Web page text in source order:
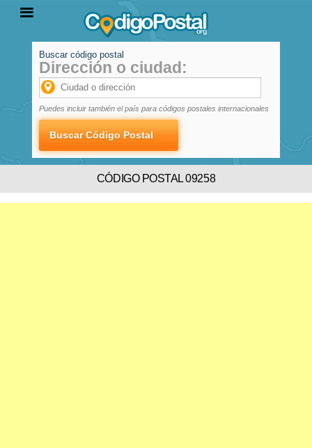
PROVINCIAS
LOCALIDADES
Buscar código postal
Dirección o ciudad:
Puedes incluir también el país para códigos postales internacionales
CÓDIGO POSTAL 09258